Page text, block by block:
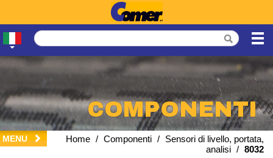
COMPONENTI
MENU Home / Componenti / Sensori di livello, portata,
analisi / 8032